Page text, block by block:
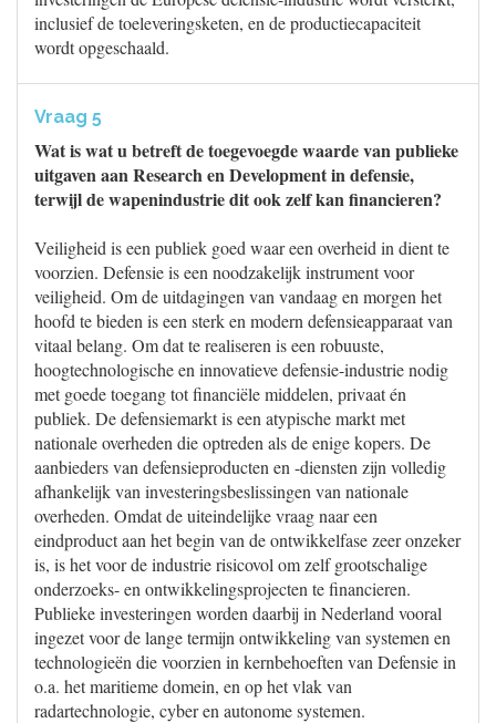
inclusief de toeleveringsketen, en de productiecapaciteit
wordt opgeschaald.
Vraag 5
Wat is wat u betreft de toegevoegde waarde van publieke
uitgaven aan Research en Development in defensie,
terwijl de wapenindustrie dit ook zelf kan financieren?
Veiligheid is een publiek goed waar een overheid in dient te
voorzien. Defensie is een noodzakelijk instrument voor
veiligheid. Om de uitdagingen van vandaag en morgen het
hoofd te bieden is een sterk en modern defensieapparaat van
vitaal belang. Om dat te realiseren is een robuuste,
hoogtechnologische en innovatieve defensie-industrie nodig
met goede toegang tot financiële middelen, privaat én
publiek. De defensiemarkt is een atypische markt met
nationale overheden die optreden als de enige kopers. De
aanbieders van defensieproducten en -diensten zijn volledig
afhankelijk van investeringsbeslissingen van nationale
overheden. Omdat de uiteindelijke vraag naar een
eindproduct aan het begin van de ontwikkelfase zeer onzeker
is, is het voor de industrie risicovol om zelf grootschalige
onderzoeks- en ontwikkelingsprojecten te financieren.
Publieke investeringen worden daarbij in Nederland vooral
ingezet voor de lange termijn ontwikkeling van systemen en
technologieën die voorzien in kernbehoeften van Defensie in
o.a. het maritieme domein, en op het vlak van
radartechnologie, cyber en autonome systemen.